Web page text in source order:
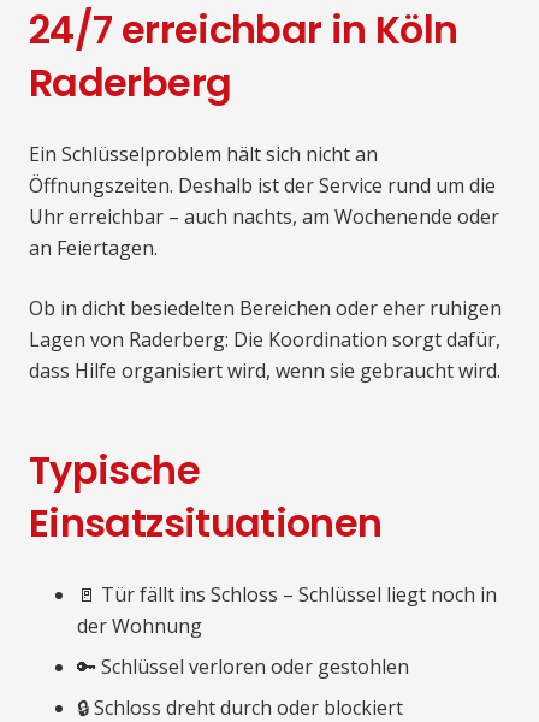
24/7 erreichbar in Köln
Raderberg
Ein Schlüsselproblem hält sich nicht an
Öffnungszeiten. Deshalb ist der Service rund um die
Uhr erreichbar – auch nachts, am Wochenende oder
an Feiertagen.
Ob in dicht besiedelten Bereichen oder eher ruhigen
Lagen von Raderberg: Die Koordination sorgt dafür,
dass Hilfe organisiert wird, wenn sie gebraucht wird.
Typische
Einsatzsituationen
🚪 Tür fällt ins Schloss – Schlüssel liegt noch in
der Wohnung
🔑 Schlüssel verloren oder gestohlen
🔒 Schloss dreht durch oder blockiert